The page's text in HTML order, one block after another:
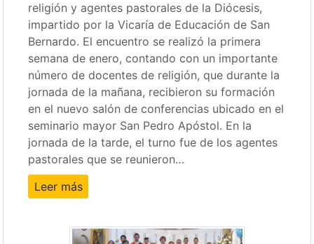
religión y agentes pastorales de la Diócesis,
impartido por la Vicaría de Educación de San
Bernardo. El encuentro se realizó la primera
semana de enero, contando con un importante
número de docentes de religión, que durante la
jornada de la mañana, recibieron su formación
en el nuevo salón de conferencias ubicado en el
seminario mayor San Pedro Apóstol. En la
jornada de la tarde, el turno fue de los agentes
pastorales que se reunieron…
Leer más